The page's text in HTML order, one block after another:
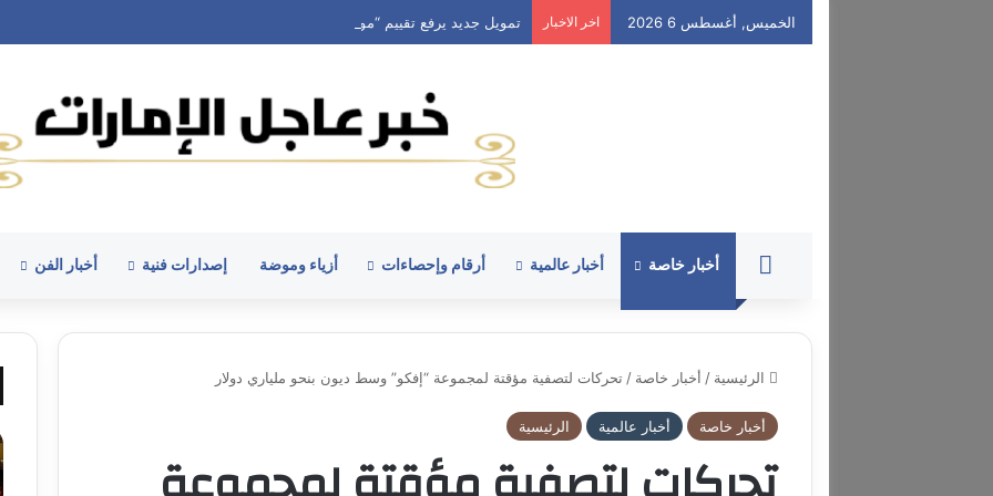
الخميس, أغسطس 6 2026 اخر الاخبار تمويل جديد يرفع تقييم “مووف” المدعومة من “أوبر” لنحو 2.1 مليار دولار
أخبار خاصة أخبار عالمية أرقام وإحصاءات أزياء وموضة إصدارات فنية أخبار الفن
الرئيسية / أخبار خاصة / تحركات لتصفية مؤقتة لمجموعة “إفكو” وسط ديون بنحو ملياري دولار
أخبار خاصة أخبار عالمية الرئيسية